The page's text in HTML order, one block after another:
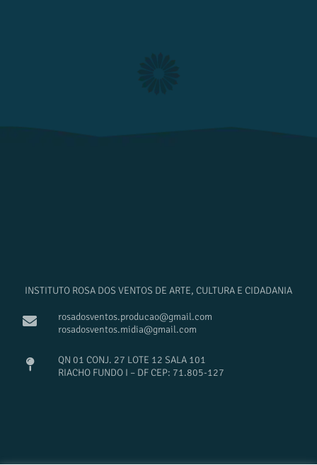
INSTITUTO ROSA DOS VENTOS DE ARTE, CULTURA E CIDADANIA
rosadosventos.producao@gmail.com
rosadosventos.midia@gmail.com
QN 01 CONJ. 27 LOTE 12 SALA 101
RIACHO FUNDO I – DF CEP: 71.805-127